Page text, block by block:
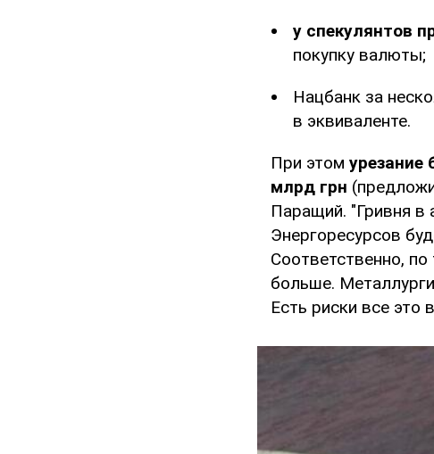
у спекулянтов
покупку валюты;
Нацбанк за
в эквиваленте.
При этом урезание
млрд грн
Паращий. "Гривня в
Энергоресурсов
Соответственно,
больше.
Есть риски все это